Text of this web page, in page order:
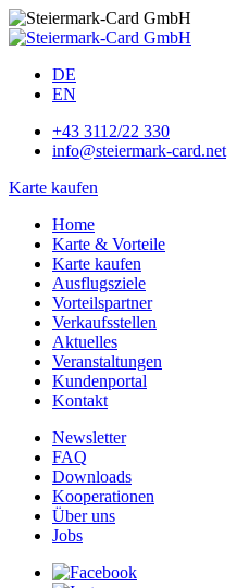
DE
EN
+43 3112/22 330
info@steiermark-card.net
Karte kaufen
Home
Karte & Vorteile
Karte kaufen
Ausflugsziele
Vorteilspartner
Verkaufsstellen
Aktuelles
Veranstaltungen
Kundenportal
Kontakt
Newsletter
FAQ
Downloads
Kooperationen
Über uns
Jobs